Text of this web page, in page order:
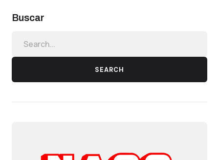
Buscar
SEARCH